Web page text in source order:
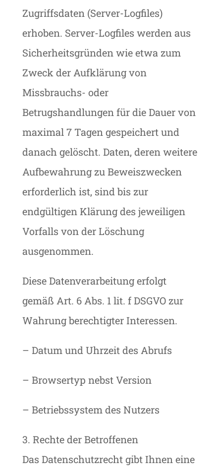
Zugriffsdaten (Server-Logfiles)
erhoben. Server-Logfiles werden aus
Sicherheitsgründen wie etwa zum
Zweck der Aufklärung von
Missbrauchs- oder
Betrugshandlungen für die Dauer von
maximal 7 Tagen gespeichert und
danach gelöscht. Daten, deren weitere
Aufbewahrung zu Beweiszwecken
erforderlich ist, sind bis zur
endgültigen Klärung des jeweiligen
Vorfalls von der Löschung
ausgenommen.
Diese Datenverarbeitung erfolgt
gemäß Art. 6 Abs. 1 lit. f DSGVO zur
Wahrung berechtigter Interessen.
– Datum und Uhrzeit des Abrufs
– Browsertyp nebst Version
– Betriebssystem des Nutzers
3. Rechte der Betroffenen
Das Datenschutzrecht gibt Ihnen eine